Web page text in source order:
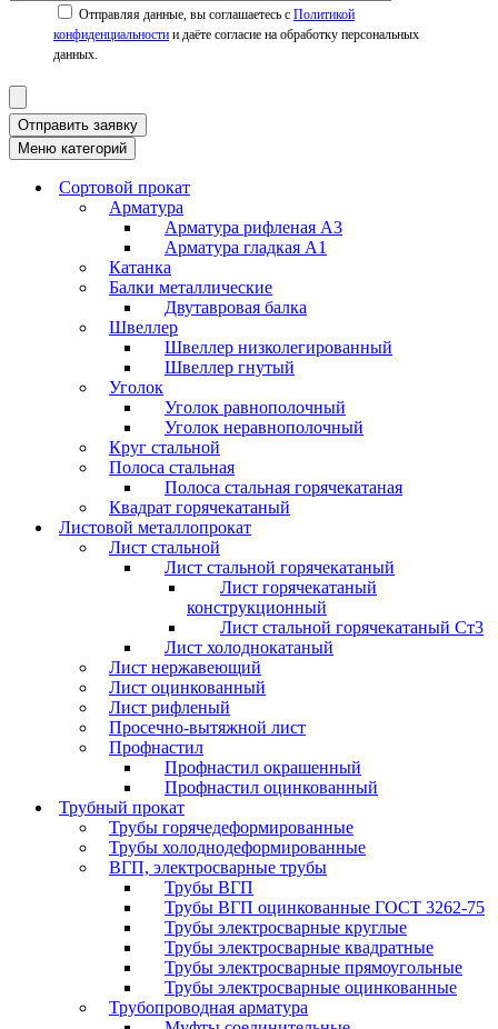
Политикой
конфиденциальности
Отправить заявку
Меню категорий
Сортовой прокат
Арматура
Арматура рифленая А3
Арматура гладкая А1
Катанка
Балки металлические
Двутавровая балка
Швеллер
Швеллер низколегированный
Швеллер гнутый
Уголок
Уголок равнополочный
Уголок неравнополочный
Круг стальной
Полоса стальная
Полоса стальная горячекатаная
Квадрат горячекатаный
Листовой металлопрокат
Лист стальной
Лист стальной горячекатаный
Лист горячекатаный
конструкционный
Лист стальной горячекатаный Ст3
Лист холоднокатаный
Лист нержавеющий
Лист оцинкованный
Лист рифленый
Просечно-вытяжной лист
Профнастил
Профнастил окрашенный
Профнастил оцинкованный
Трубный прокат
Трубы горячедеформированные
Трубы холоднодеформированные
ВГП, электросварные трубы
Трубы ВГП
Трубы ВГП оцинкованные ГОСТ 3262-75
Трубы электросварные круглые
Трубы электросварные квадратные
Трубы электросварные прямоугольные
Трубы электросварные оцинкованные
Трубопроводная арматура